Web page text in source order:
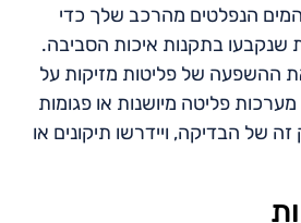
הנפלטים מהרכב שלך כדי
שנקבעו בתקנות איכות הסביבה.
ההשפעה של פליטות מזיקות על
פליטה מיושנות או פגומות
של הבדיקה, ויידרשו תיקונים או